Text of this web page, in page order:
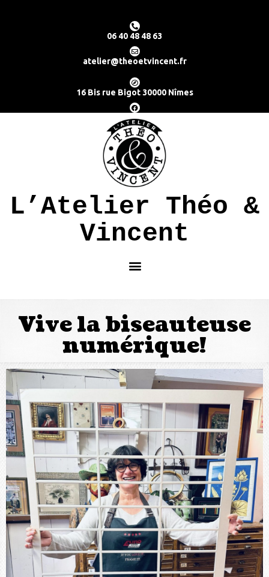
06 40 48 48 63
atelier@theoetvincent.fr
16 Bis rue Bigot 30000 Nîmes
L’Atelier Théo &
Vincent
Vive la biseauteuse
numérique!